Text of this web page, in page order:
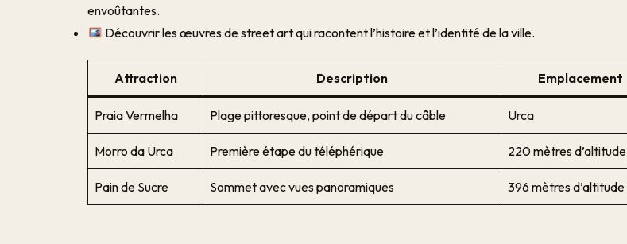
envoûtantes.
Découvrir les œuvres de street art qui racontent l’histoire et l’identité de la ville.
Attraction Description Emplacement
Praia Vermelha Plage pittoresque, point de départ du câble Urca
Morro da Urca Première étape du téléphérique 220 mètres d’altitude
Pain de Sucre Sommet avec vues panoramiques 396 mètres d’altitude